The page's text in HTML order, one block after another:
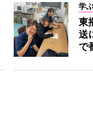
学
東
送
で